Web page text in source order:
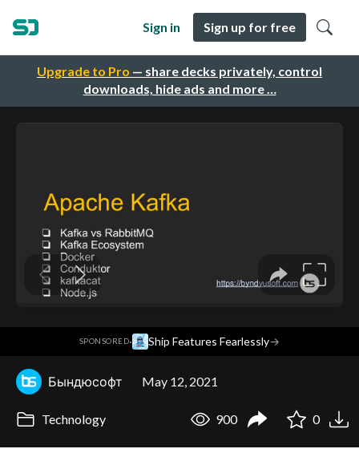
Upgrade to Pro — share decks privately, control
downloads, hide ads and more …
Sign in Sign up for free
SPONSORED· Ship Features Fearlessly→
Бындюсофт May 12, 2021
Technology 900 0